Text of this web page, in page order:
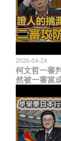
2026-04-24
柯文哲一審
然被一審當